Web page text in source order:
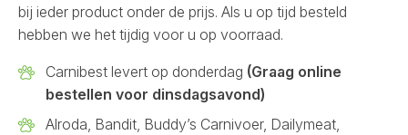
bij ieder product onder de prijs. Als u op tijd besteld
hebben we het tijdig voor u op voorraad.
Carnibest levert op donderdag (Graag online
bestellen voor dinsdagsavond)
Alroda, Bandit, Buddy’s Carnivoer, Dailymeat,